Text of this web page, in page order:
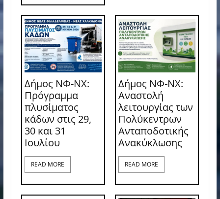
Δήμος ΝΦ-ΝΧ:
Πρόγραμμα
πλυσίματος
κάδων στις 29,
30 και 31
Ιουλίου
READ MORE
Δήμος ΝΦ-ΝΧ:
Αναστολή
λειτουργίας των
Πολύκεντρων
Ανταποδοτικής
Ανακύκλωσης
READ MORE